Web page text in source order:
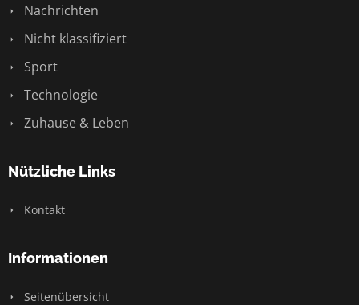
Nachrichten
Nicht klassifiziert
Sport
Technologie
Zuhause & Leben
Nützliche Links
Kontakt
Informationen
Seitenübersicht